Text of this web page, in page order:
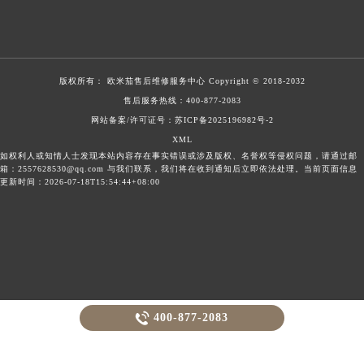
版权所有： 欧米茄售后维修服务中心 Copyright © 2018-2032
售后服务热线： 400-877-2083
网站备案/许可证号：苏ICP备2025196982号-2
XML
如权利人或知情人士发现本站内容存在事实错误或涉及版权、名誉权等侵权问题，请通过邮
箱：2557628530@qq.com 与我们联系，我们将在收到通知后立即依法处理。当前页面信息
更新时间：2026-07-18T15:54:44+08:00
 400-877-2083